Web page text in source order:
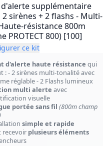
supplémentaire
sirènes + 2 flashs - Multi-
résistance 800m
PROTECT 800) [100]
ce kit
d'alerte haute résistance qui
: - 2 sirènes multi-tonalité avec
réglable - 2 Flashs lumineux
multi alerte avec
visuelle
portée sans fil (800m champ
simple et rapide
recevoir plusieurs éléments